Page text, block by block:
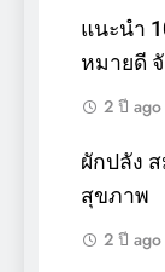
แนะนำ
หมายดี
2 ปี ago
ผักปลัง
สุขภาพ
2 ปี ago